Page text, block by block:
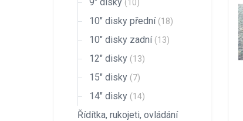
(10)
10" disky přední (18)
10" disky zadní (13)
12" disky (13)
15" disky (7)
14" disky (14)
Řídítka, rukojeti, ovládání